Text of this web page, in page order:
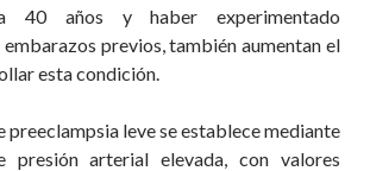
40 años y haber experimentado
embarazos previos, también aumentan el
esta condición.
preeclampsia leve se establece mediante
presión arterial elevada, con valores